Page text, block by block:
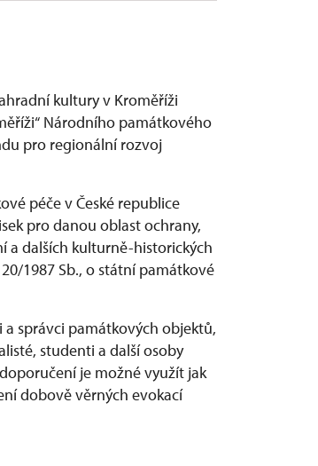
kultury v Kroměříži
Národního památkového
pro regionální rozvoj
péče v České republice
pro danou oblast ochrany,
a dalších kulturně-historických
1987 Sb., o státní památkové
správci památkových objektů,
studenti a další osoby
je možné využít jak
dobově věrných evokací